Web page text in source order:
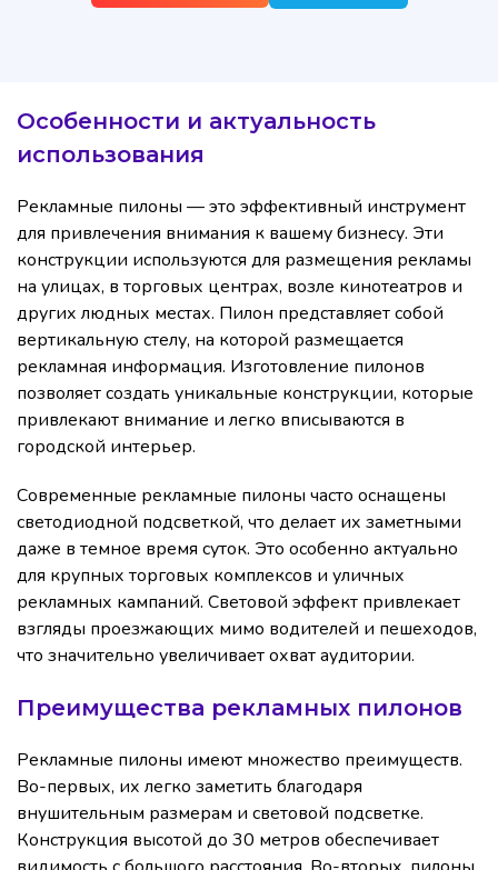
Особенности и актуальность
использования
Рекламные пилоны — это эффективный инструмент
для привлечения внимания к вашему бизнесу. Эти
конструкции используются для размещения рекламы
на улицах, в торговых центрах, возле кинотеатров и
других людных местах. Пилон представляет собой
вертикальную стелу, на которой размещается
рекламная информация. Изготовление пилонов
позволяет создать уникальные конструкции, которые
привлекают внимание и легко вписываются в
городской интерьер.
Современные рекламные пилоны часто оснащены
светодиодной подсветкой, что делает их заметными
даже в темное время суток. Это особенно актуально
для крупных торговых комплексов и уличных
рекламных кампаний. Световой эффект привлекает
взгляды проезжающих мимо водителей и пешеходов,
что значительно увеличивает охват аудитории.
Преимущества рекламных пилонов
Рекламные пилоны имеют множество преимуществ.
Во-первых, их легко заметить благодаря
внушительным размерам и световой подсветке.
Конструкция высотой до 30 метров обеспечивает